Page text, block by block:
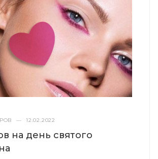
— 12.02.2022
на день святого